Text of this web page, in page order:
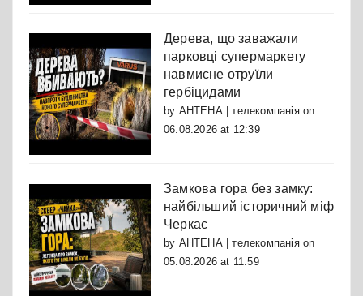
Дерева, що заважали
парковці супермаркету
навмисне отруїли
гербіцидами
by АНТЕНА | телекомпаніяon
06.08.2026 at 12:39
Замкова гора без замку:
найбільший історичний міф
Черкас
by АНТЕНА | телекомпаніяon
05.08.2026 at 11:59